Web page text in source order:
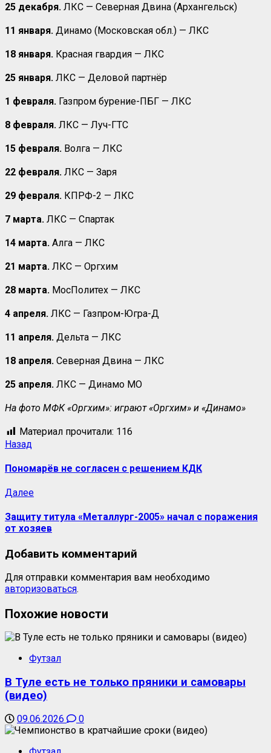
25 декабря. ЛКС — Северная Двина (Архангельск)
11 января. Динамо (Московская обл.) — ЛКС
18 января. Красная гвардия — ЛКС
25 января. ЛКС — Деловой партнёр
1 февраля. Газпром бурение-ПБГ — ЛКС
8 февраля. ЛКС — Луч-ГТС
15 февраля. Волга — ЛКС
22 февраля. ЛКС — Заря
29 февраля. КПРФ-2 — ЛКС
7 марта. ЛКС — Спартак
14 марта. Алга — ЛКС
21 марта. ЛКС — Оргхим
28 марта. МосПолитех — ЛКС
4 апреля. ЛКС — Газпром-Югра-Д
11 апреля. Дельта — ЛКС
18 апреля. Северная Двина — ЛКС
25 апреля. ЛКС — Динамо МО
На фото МФК «Оргхим»: играют «Оргхим» и «Динамо»
Материал прочитали: 116
Назад
Пономарёв не согласен с решением КДК
Далее
Защиту титула «Металлург-2005» начал с поражения
от хозяев
Добавить комментарий
Для отправки комментария вам необходимо
авторизоваться.
Похожие новости
Футзал
В Туле есть не только пряники и самовары
(видео)
09.06.2026 0